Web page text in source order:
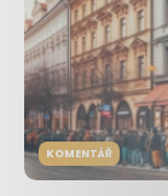
KOMENTÁŘ